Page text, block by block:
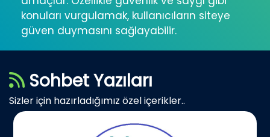
konuları vurgulamak, kullanıcıların siteye
güven duymasını sağlayabilir.
Sohbet Yazıları
Sizler için hazırladığımız özel içerikler..